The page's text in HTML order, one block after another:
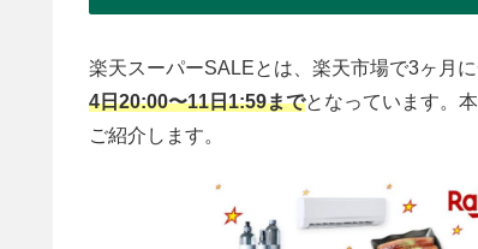
楽天スーパーSALEとは、楽天市場で3ヶ月
4日20:00〜11日1:59までとなっています。
ご紹介します。